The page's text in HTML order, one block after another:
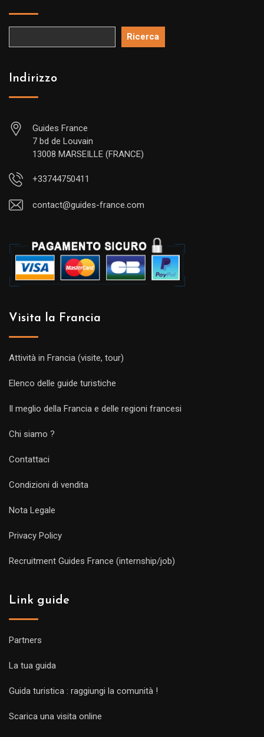
Ricerca
Indirizzo
Guides France
7 bd de Louvain
13008 MARSEILLE (FRANCE)
+33744750411
contact@guides-france.com
Visita la Francia
Attività in Francia (visite, tour)
Elenco delle guide turistiche
Il meglio della Francia e delle regioni francesi
Chi siamo ?
Contattaci
Condizioni di vendita
Nota Legale
Privacy Policy
Recruitment Guides France (internship/job)
Link guide
Partners
La tua guida
Guida turistica : raggiungi la comunità !
Scarica una visita online